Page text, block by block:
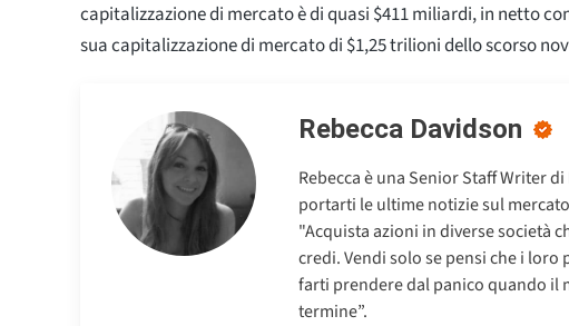
capitalizzazione di mercato è di quasi $411 miliardi, in netto
sua capitalizzazione di mercato di $1,25 trilioni dello scorso
Rebecca Davidson
Rebecca è una Senior Staff Writer
portarti le ultime notizie sul
"Acquista azioni in diverse società
credi. Vendi solo se pensi che i
farti prendere dal panico quando il
termine”.